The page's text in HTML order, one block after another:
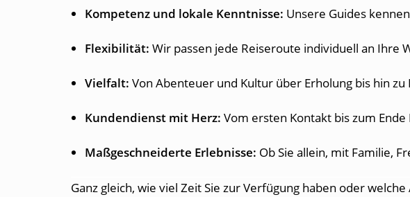
Kompetenz und lokale Kenntnisse: Unsere Guides
Flexibilität: Wir passen jede Reiseroute individuell an Ihre
Vielfalt: Von Abenteuer und Kultur über Erholung bis hin
Kundendienst mit Herz: Vom ersten Kontakt bis zum
Maßgeschneiderte Erlebnisse: Ob Sie allein, mit Familie,
Ganz gleich, wie viel Zeit Sie zur Verfügung haben oder